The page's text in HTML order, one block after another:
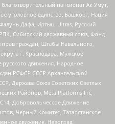
пансионат Ак Умут,
уголовное единство, Башкорт, Нация
Дафа, Иртыш Ultras, Русский
Сибирский державный союз, Фонд
граждан, Штабы Навального,
г. Краснодара, Мужское
русского движения, Народное
РСФСР СССР Архангельской
Держава Союз Советских Светлых
Районов, Meta Platforms Inc,
Добровольческое Движение
Черный Комитет, Татарстанское
движение, Невоград,